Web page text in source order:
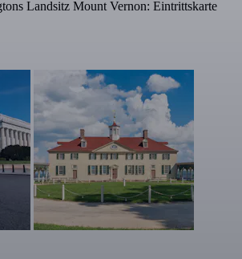
Landsitz Mount Vernon: Eintrittskarte